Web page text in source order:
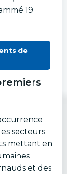
19
de
secteurs
mettant en
et des